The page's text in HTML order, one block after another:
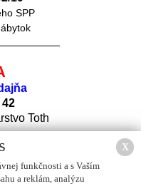
SPP
Toth
X
funkčnosti a s Vaším
a reklám, analýzu